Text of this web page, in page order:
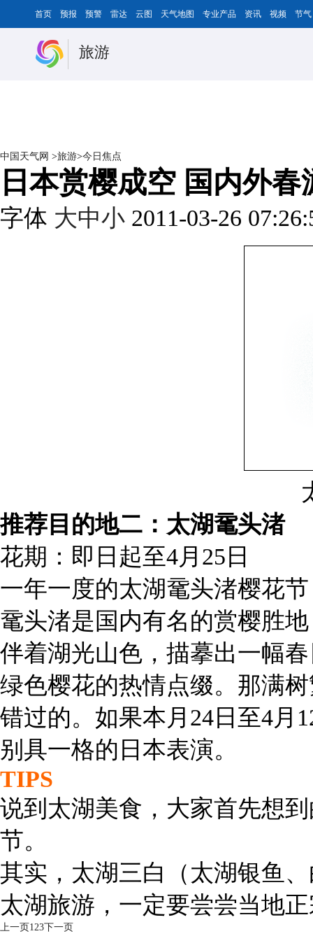
首页 预报 预警 雷达 云图 天气地图 专业产品 资讯 视频 节气
旅游
中国天气网 >旅游>今日焦点
日本赏樱成空 国内外春
字体 大中小 2011-03-26
推荐目的地二：太湖鼋头渚
花期：即日起至4月25日
一年一度的太湖鼋头渚樱花
鼋头渚是国内有名的赏樱胜
伴着湖光山色，描摹出一幅
绿色樱花的热情点缀。那满
错过的。如果本月24日至4月
别具一格的日本表演。
TIPS
说到太湖美食，大家首先想
节。
其实，太湖三白（太湖银鱼
太湖旅游，一定要尝尝当地
上一页123下一页